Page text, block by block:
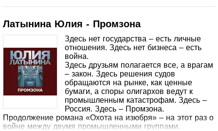
технологиями.
Латынина Юлия - Промзона
Здесь нет государства – есть личные
отношения. Здесь нет бизнеса – есть
война.
Здесь друзьям полагается все, а врагам
– закон. Здесь решения судов
обращаются на рынке, как ценные
бумаги, а споры олигархов ведут к
промышленным катастрофам. Здесь –
Россия. Здесь – Промзона.
Продолжение романа «Охота на изюбря» – на этот раз о
войне между двумя промышленными группами.